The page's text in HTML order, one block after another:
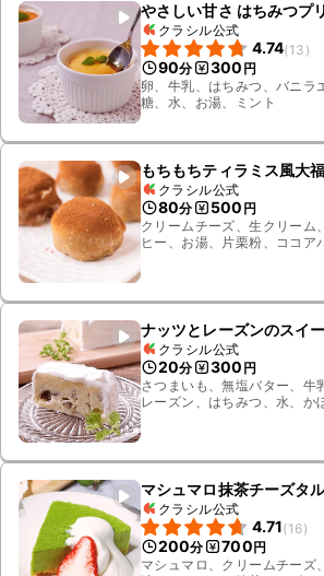
やさしい甘さ はちみつプ
クラシル公式
4.74(13 )
90分 300 円
卵、牛乳、はちみつ、バニラ
糖、水、お湯、ミント
もちもちティラミス風大福
クラシル公式
80分 500 円
クリームチーズ、生クリーム
ヒー、お湯、片栗粉、ココア
ナッツとレーズンのスイ
クラシル公式
20分 300 円
さつまいも、無塩バター、牛
レーズン、はちみつ、水、か
マシュマロ抹茶チーズタ
クラシル公式
4.71(16)
200分 700円
マシュマロ、クリームチーズ